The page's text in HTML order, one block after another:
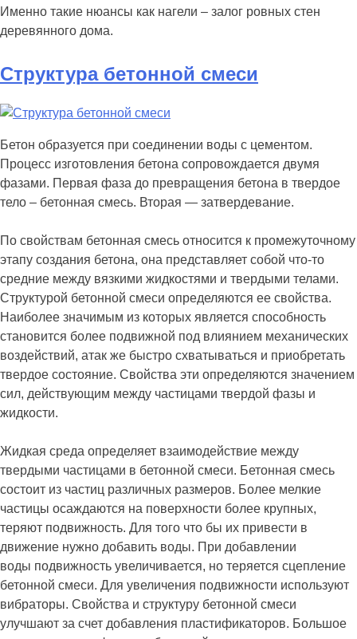
Именно такие нюансы как нагели – залог ровных стен
деревянного дома.
Структура бетонной смеси
Бетон образуется при соединении воды с цементом.
Процесс изготовления бетона сопровождается двумя
фазами. Первая фаза до превращения бетона в твердое
тело – бетонная смесь. Вторая — затвердевание.
По свойствам бетонная смесь относится к промежуточному
этапу создания бетона, она представляет собой что-то
средние между вязкими жидкостями и твердыми телами.
Структурой бетонной смеси определяются ее свойства.
Наиболее значимым из которых является способность
становится более подвижной под влиянием механических
воздействий, атак же быстро схватываться и приобретать
твердое состояние. Свойства эти определяются значением
сил, действующим между частицами твердой фазы и
жидкости.
Жидкая среда определяет взаимодействие между
твердыми частицами в бетонной смеси. Бетонная смесь
состоит из частиц различных размеров. Более мелкие
частицы осаждаются на поверхности более крупных,
теряют подвижность. Для того что бы их привести в
движение нужно добавить воды. При добавлении
воды подвижность увеличивается, но теряется сцепление
бетонной смеси. Для увеличения подвижности используют
вибраторы. Свойства и структуру бетонной смеси
улучшают за счет добавления пластификаторов. Большое